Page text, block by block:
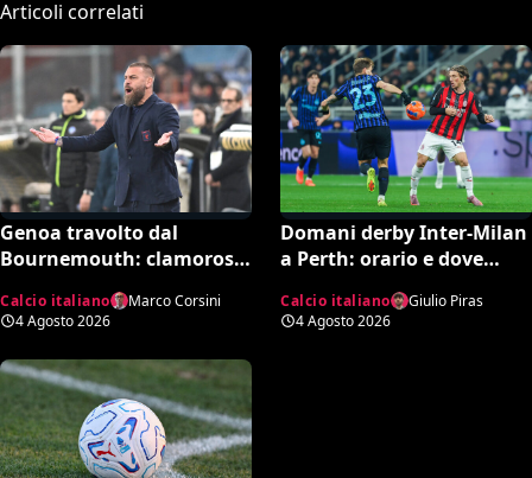
Articoli correlati
Genoa travolto dal
Bournemouth: clamoroso
record negativo storico
Calcio italiano
Marco Corsini
4 Agosto 2026
Domani derby Inter-Milan
a Perth: orario e dove
Calcio italiano
Giulio Piras
4 Agosto 2026